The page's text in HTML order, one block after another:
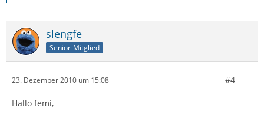
slengfe
Senior-Mitglied
23. Dezember 2010 um 15:08 #4
Hallo femi,